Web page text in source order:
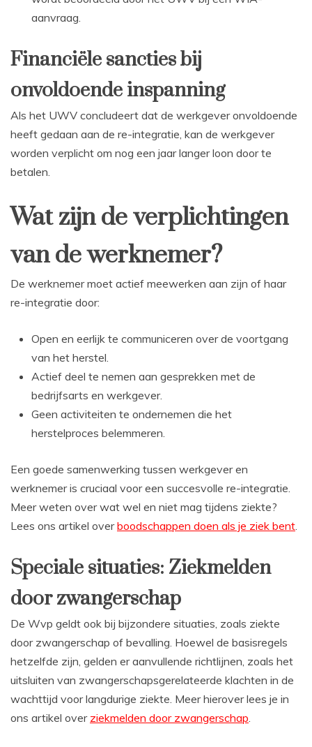
aanvraag.
Financiële sancties bij
onvoldoende inspanning
Als het UWV concludeert dat de werkgever onvoldoende
heeft gedaan aan de re-integratie, kan de werkgever
worden verplicht om nog een jaar langer loon door te
betalen.
Wat zijn de verplichtingen
van de werknemer?
De werknemer moet actief meewerken aan zijn of haar
re-integratie door:
Open en eerlijk te communiceren over de voortgang
van het herstel.
Actief deel te nemen aan gesprekken met de
bedrijfsarts en werkgever.
Geen activiteiten te ondernemen die het
herstelproces belemmeren.
Een goede samenwerking tussen werkgever en
werknemer is cruciaal voor een succesvolle re-integratie.
Meer weten over wat wel en niet mag tijdens ziekte?
Lees ons artikel overboodschappen doen als je ziek bent
Speciale situaties: Ziekmelden
door zwangerschap
De Wvp geldt ook bij bijzondere situaties, zoals ziekte
door zwangerschap of bevalling. Hoewel de basisregels
hetzelfde zijn, gelden er aanvullende richtlijnen, zoals het
uitsluiten van zwangerschapsgerelateerde klachten in de
wachttijd voor langdurige ziekte. Meer hierover lees je in
ons artikel over ziekmelden door zwangerschap